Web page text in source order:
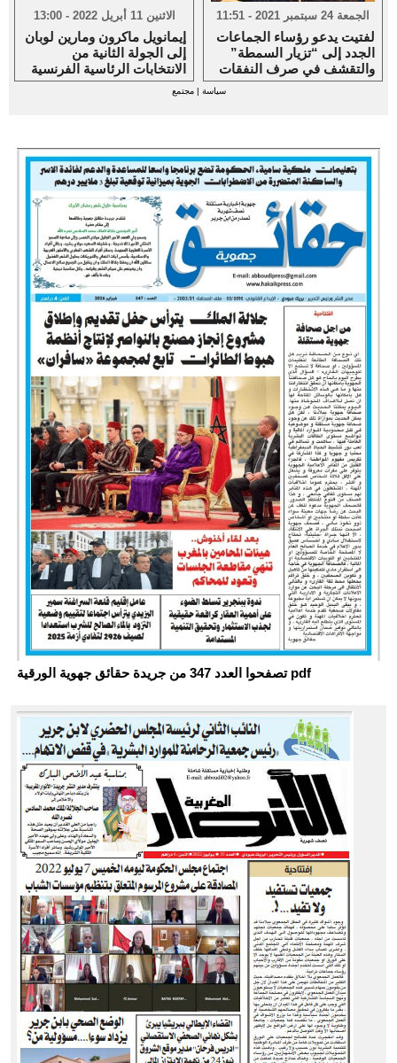
تصفحوا العدد 347 من جريدة حقائق جهوية الورقية pdf
الاثنين 11 أبريل 2022 - 13:00
إيمانويل ماكرون ومارين لوبان
إلى الجولة الثانية من
الانتخابات الرئاسية الفرنسية
الجمعة 24 سبتمبر 2021 - 11:51
لفتيت يدعو رؤساء الجماعات
الجدد إلى “تزيار السمطة”
والتقشف في صرف النفقات
سياسة |مجتمع